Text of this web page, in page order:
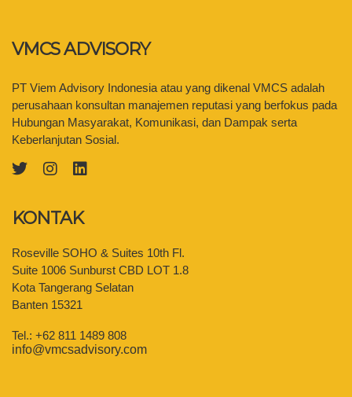
VMCS ADVISORY
PT Viem Advisory Indonesia atau yang dikenal VMCS adalah
perusahaan konsultan manajemen reputasi yang berfokus pada
Hubungan Masyarakat, Komunikasi, dan Dampak serta
Keberlanjutan Sosial.
KONTAK
Roseville SOHO & Suites 10th Fl.
Suite 1006 Sunburst CBD LOT 1.8
Kota Tangerang Selatan
Banten 15321
Tel.: +62 811 1489 808
info@vmcsadvisory.com